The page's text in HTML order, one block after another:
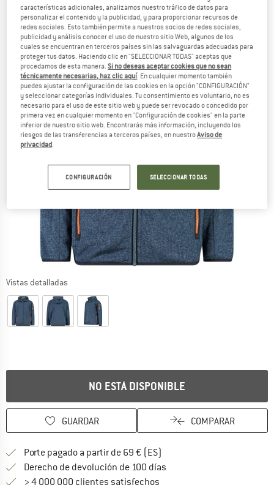
Vistas detalladas
NO ESTÁ DISPONIBLE
GUARDAR COMPARAR
Porte pagado a partir de 69 € (ES)
Derecho de devolución de 100 días
> 4 000 000 clientes satisfechos
características adicionales, analizamos nuestro tráfico de datos para
personalizar el contenido y la publicidad, y para proporcionar recursos de
redes sociales. Esto también permite a nuestros socios de redes sociales,
publicidad y análisis conocer el uso de nuestro sitio Web, algunos de los
cuales se encuentran en terceros países sin las salvaguardas adecuadas para
proteger tus datos. Haciendo clic en "SELECCIONAR TODAS" aceptas que
procedamos de esta manera.Si no deseas aceptar cookies que no sean
técnicamente necesarias, haz clic aquí. En cualquier momento también
puedes ajustar la configuración de las cookies en la opción "CONFIGURACIÓN"
y seleccionar categorías individuales. Tu consentimiento es voluntario, no es
necesario para el uso de este sitio web y puede ser revocado o concedido por
primera vez en cualquier momento en "Configuración de cookies" en la parte
inferior de nuestro sitio web. Encontrarás más información, incluyendo los
riesgos de las transferencias a terceros países, en nuestroAviso de
privacidad.
CONFIGURACIÓN SELECCIONAR TODAS